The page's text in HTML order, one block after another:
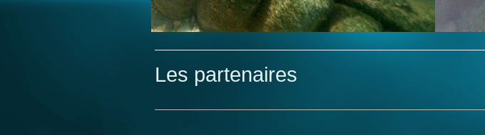
Les partenaires